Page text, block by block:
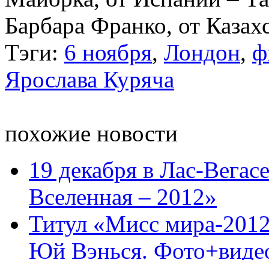
Барбара Франко, от
Тэги: 6 ноября, Лондон,
Ярослава Куряча
похожие новости
19 декабря в Лас-
Вселенная – 2012»
Титул «Мисс мира-
Юй Вэнься.